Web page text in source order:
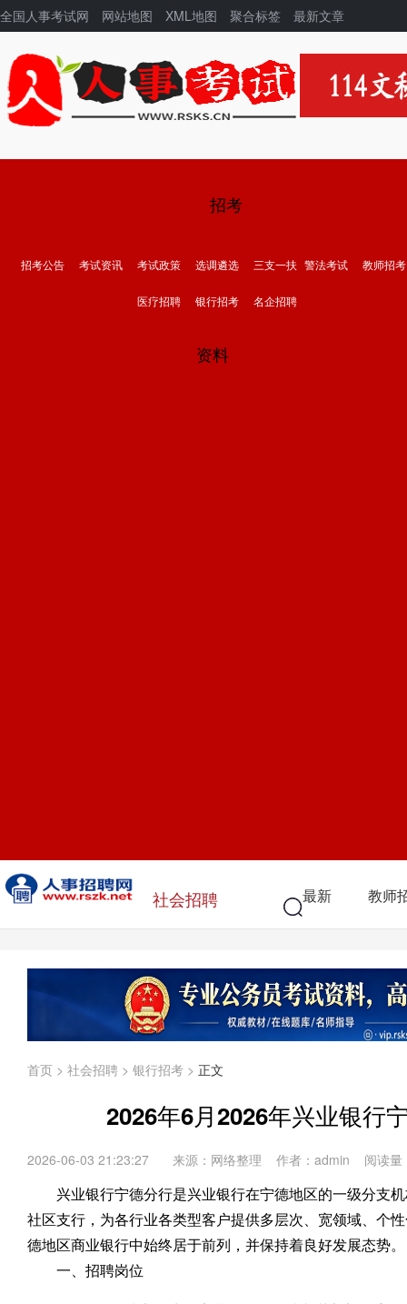
全国人事考试网 网站地图 XML地图 聚合标签 最新文章
招考
招考公告 考试资讯 考试政策 选调遴选 三支一扶 警法考试 教师招考
医疗招聘 银行招考 名企招聘
资料
社会招聘 最新 教师
首页 > 社会招聘 > 银行招考 > 正文
2026年6月2026年兴业银行
2026-06-03 21:23:27 来源：网络整理 作者：admin 阅读量
兴业银行宁德分行是兴业银行在宁德地区的一级分支
社区支行，为各行业各类型客户提供多层次、宽领域、个
德地区商业银行中始终居于前列，并保持着良好发展态势。
一、招聘岗位